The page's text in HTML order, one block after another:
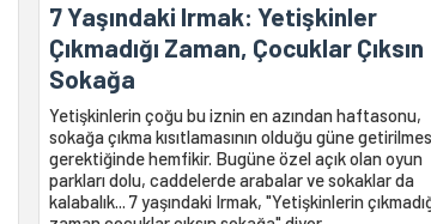
7 Yaşındaki Irmak: Yetişkinler
Çıkmadığı Zaman, Çocuklar Çıksın
Sokağa
Yetişkinlerin çoğu bu iznin en azından haftasonu,
sokağa çıkma kısıtlamasının olduğu güne
gerektiğinde hemfikir. Bugüne özel açık olan oyun
parkları dolu, caddelerde arabalar ve sokaklar da
kalabalık... 7 yaşındaki Irmak, "Yetişkinlerin